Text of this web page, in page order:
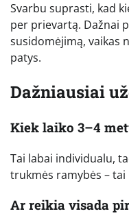
Svarbu suprasti, kad
per prievartą. Dažnai
susidomėjimą, vaikas
patys.
Dažniausiai
Kiek laiko 3–4
Tai labai individualu,
trukmės ramybės –
Ar reikia visada